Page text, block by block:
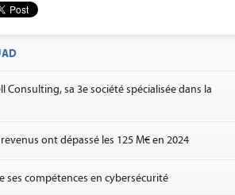
Consulting, sa 3e société spécialisée dans la
ont dépassé les 125 M€ en 2024
ses compétences en cybersécurité